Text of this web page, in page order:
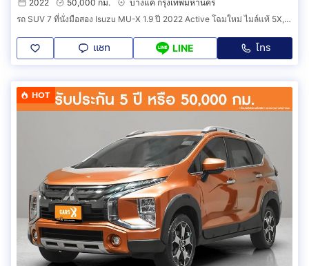
2022
50,000 กม.
บางแค กรุงเทพมหานคร
รถ SUV 7 ที่นั่งมือสอง Isuzu MU-X 1.9 ปี 2022 Active โฉมใหม่ ไมล์แท้ 5X,XXX km. สภาพป้ายแดง (รหัสสินค้า GGCG)
แชท LINE โทร
HOT